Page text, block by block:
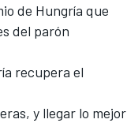
de Hungría que
del parón
recupera el
y llegar lo mejor